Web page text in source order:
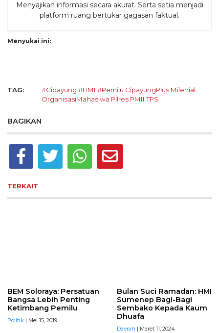
Menyajikan informasi secara akurat. Serta setia menjadi
platform ruang bertukar gagasan faktual.
Menyukai ini:
TAG: #Cipayung #HMI #Pemilu CipayungPlus Milenial
OrganisasiMahasiwa Pilres PMII TPS
BAGIKAN
TERKAIT
BEM Soloraya: Persatuan
Bangsa Lebih Penting
Ketimbang Pemilu
Politik | Mei 15, 2019
Bulan Suci Ramadan: HMI
Sumenep Bagi-Bagi
Sembako Kepada Kaum
Dhuafa
Daerah | Maret 11, 2024